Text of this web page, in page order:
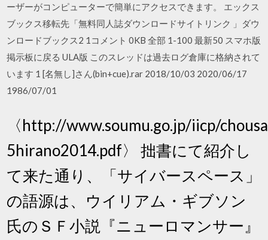
ーザーがコンピューターで簡単にアクセスできます。 エックス
ブックス移転先「無料同人誌ダウンロードサイトリンク 」ダウ
ンロードブックス2 1コメント 0KB 全部 1-100 最新50 スマホ版
掲示板に戻る ULA版 このスレッドは過去ログ倉庫に格納されて
います 1 [名無し]さん(bin+cue).rar 2018/10/03 2020/06/17
1986/07/01
〈http://www.soumu.go.jp/iicp/
5hirano2014.pdf〉 拙書にて紹介し
て来た通り、「サイバースペース」
の語源は、ウイリアム・ギブソン
氏のＳＦ小説『ニューロマンサー』